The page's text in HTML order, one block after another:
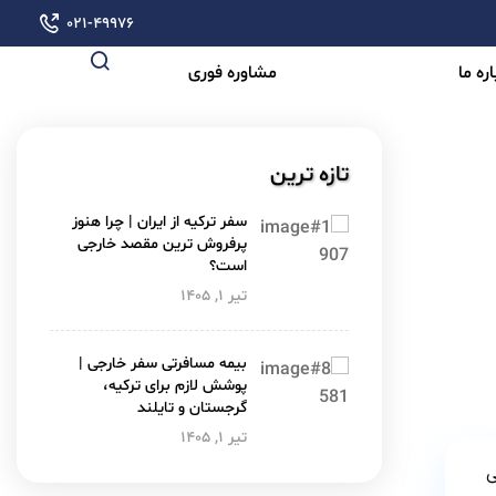
۰۲۱-۴۹۹۷۶
ما مشاوره فوری
تازه ترین
تیر ۱, ۱۴۰۵
سفر ترکیه از ایران | چرا هنوز
پرفروش ترین مقصد خارجی
است؟
تیر ۱, ۱۴۰۵
بیمه مسافرتی سفر خارجی |
پوشش لازم برای ترکیه،
گرجستان و تایلند